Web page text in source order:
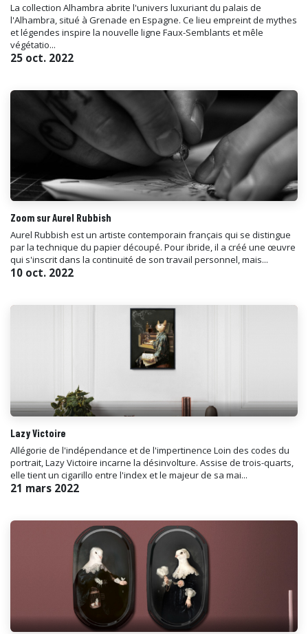
La collection Alhambra abrite l'univers luxuriant du palais de
l'Alhambra, situé à Grenade en Espagne. Ce lieu empreint de mythes
et légendes inspire la nouvelle ligne Faux-Semblants et mêle
végétatio...
25 oct. 2022
Zoom sur Aurel Rubbish
Aurel Rubbish est un artiste contemporain français qui se distingue
par la technique du papier découpé. Pour ibride, il a créé une œuvre
qui s'inscrit dans la continuité de son travail personnel, mais...
10 oct. 2022
Lazy Victoire
Allégorie de l'indépendance et de l'impertinence Loin des codes du
portrait, Lazy Victoire incarne la désinvolture. Assise de trois-quarts,
elle tient un cigarillo entre l'index et le majeur de sa mai...
21 mars 2022